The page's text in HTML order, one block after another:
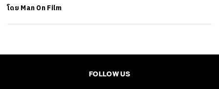
โดย Man On Film
FOLLOW US